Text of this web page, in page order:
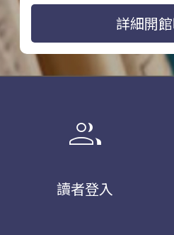
詳細開
group
讀者登入